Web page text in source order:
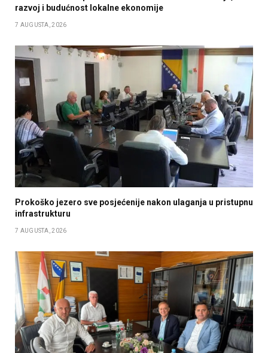
razvoj i budućnost lokalne ekonomije
7 AUGUSTA, 2026
Prokoško jezero sve posjećenije nakon ulaganja u pristupnu
infrastrukturu
7 AUGUSTA, 2026